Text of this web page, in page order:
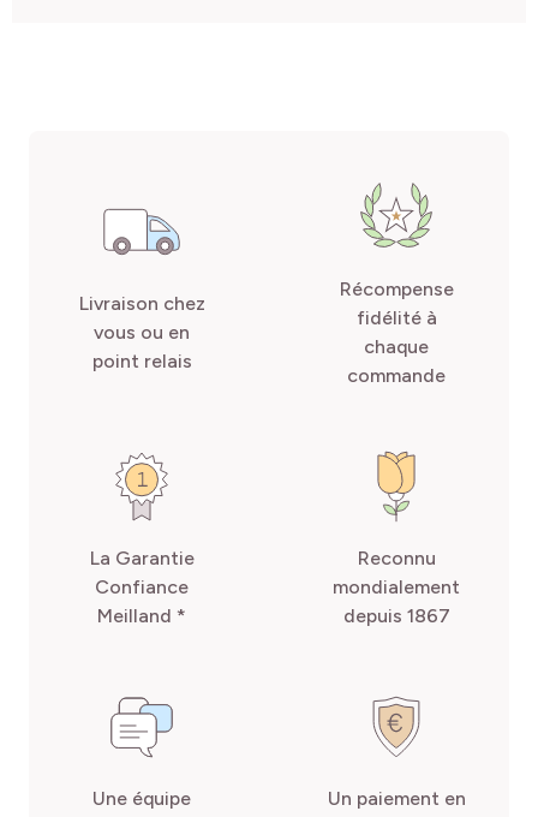
Livraison chez
vous ou en
point relais
Récompense
fidélité à
chaque
commande
La Garantie
Confiance
Meilland *
Reconnu
mondialement
depuis 1867
Une équipe
Un paiement en